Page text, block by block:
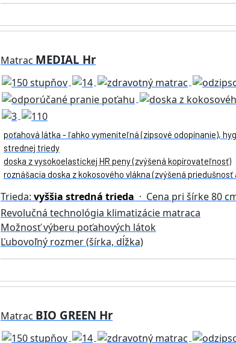
Matrac MEDIAL Hr
poťahová látka - ľahko vymeniteľná (zipsové odopínanie),
strednej triedy
doska z vysokoelastickej HR peny (zvýšená kopírovateľnosť)
roznášacia doska z kokosového vlákna (zvýšená
Trieda: vyššia stredná trieda · Cena pri šírke 80
Revolučná technológia klimatizácie matraca
Možnosť výberu poťahových látok
Ľubovoľný rozmer (šírka, dĺžka)
Matrac BIO GREEN Hr